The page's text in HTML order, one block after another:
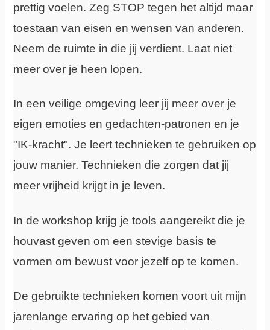
prettig voelen. Zeg STOP tegen het altijd maar
toestaan van eisen en wensen van anderen.
Neem de ruimte in die jij verdient. Laat niet
meer over je heen lopen.
In een veilige omgeving leer jij meer over je
eigen emoties en gedachten-patronen en je
"IK-kracht". Je leert technieken te gebruiken op
jouw manier. Technieken die zorgen dat jij
meer vrijheid krijgt in je leven.
In de workshop krijg je tools aangereikt die je
houvast geven om een stevige basis te
vormen om bewust voor jezelf op te komen.
De gebruikte technieken komen voort uit mijn
jarenlange ervaring op het gebied van